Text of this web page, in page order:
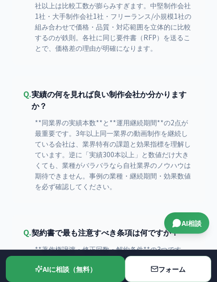
社以上は比較工数が膨らみすぎます。中堅制作会社
1社・大手制作会社1社・フリーランス/小規模1社の
組み合わせで価格・品質・対応範囲を立体的に比較
するのが鉄則。各社に同じ要件書（RFP）を送るこ
とで、価格差の理由が明確になります。
Q.実績の何を見れば良い制作会社か分かります
か？
**同業界の実績本数**と**運用継続期間**の2点が
最重要です。3年以上同一業界の動画制作を継続し
ている会社は、業界特有の課題と効果指標を理解し
ています。逆に「実績300本以上」と数値だけ大き
くても、業種がバラバラなら自社業界のノウハウは
期待できません。事例の業種・継続期間・効果数値
を必ず確認してください。
Q.契約書で最も注意すべき条項は何ですか？
**著作権譲渡・修正回数・解約条件**の3つです。
著作権譲渡なし契約は二次利用ごとに追加費用が発
生。修正回数2回未満は「思っていた仕上がりと違
AIに相談（無料） フォーム
AI相談